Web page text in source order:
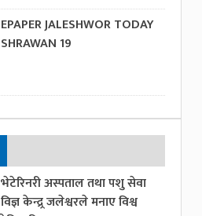
EPAPER JALESHWOR TODAY
SHRAWAN 19
भेटेरिनरी अस्पताल तथा पशु सेवा
विज्ञ केन्द्र्र जलेश्वरले मनाए विश्व